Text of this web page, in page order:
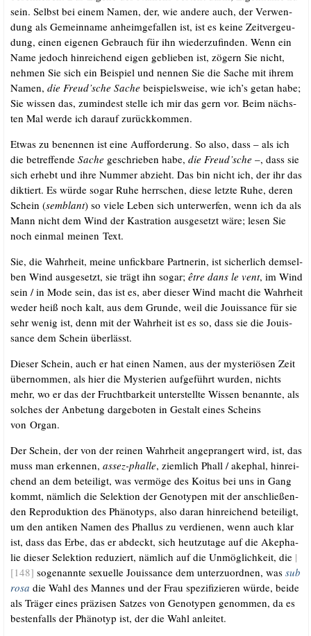
sein. Selbst bei einem Namen, der, wie ande­re auch, der Ver­wen­
dung als Gemein­na­me anheim­ge­fal­len ist, ist es kei­ne Zeit­ver­geu­
dung, einen eige­nen Gebrauch für ihn wie­der­zu­fin­den. Wenn ein
Name jedoch hin­rei­chend eigen geblie­ben ist, zögern Sie nicht,
neh­men Sie sich ein Bei­spiel und nen­nen Sie die Sache mit ihrem
Namen, die Freud’sche Sache bei­spiels­wei­se, wie ich’s getan habe;
Sie wis­sen das, zumin­dest stel­le ich mir das gern vor. Beim nächs­
ten Mal wer­de ich dar­auf zurückkommen.
Etwas zu benen­nen ist eine Auf­for­de­rung. So also, dass – als ich
die betref­fen­de Sache geschrie­ben habe, die Freud’sche –, dass sie
sich erhebt und ihre Num­mer abzieht. Das bin nicht ich, der ihr das
dik­tiert. Es wür­de sogar Ruhe herr­schen, die­se letz­te Ruhe, deren
Schein (sem­blant) so vie­le Leben sich unter­wer­fen, wenn ich da als
Mann nicht dem Wind der Kas­tra­ti­on aus­ge­setzt wäre; lesen Sie
noch ein­mal mei­nen Text.
Sie, die Wahr­heit, mei­ne unfick­ba­re Part­ne­rin, ist sicher­lich dem­sel­
ben Wind aus­ge­setzt, sie trägt ihn sogar; être dans le vent, im Wind
sein /​ in Mode sein, das ist es, aber die­ser Wind macht die Wahr­heit
weder heiß noch kalt, aus dem Grun­de, weil die Jouis­sance für sie
sehr wenig ist, denn mit der Wahr­heit ist es so, dass sie die Jouis­
sance dem Schein überlässt.
Die­ser Schein, auch er hat einen Namen, aus der mys­te­riö­sen Zeit
über­nom­men, als hier die Mys­te­ri­en auf­ge­führt wur­den, nichts
mehr, wo er das der Frucht­bar­keit unter­stell­te Wis­sen benann­te, als
sol­ches der Anbe­tung dar­ge­bo­ten in Gestalt eines Scheins
von Organ.
Der Schein, der von der rei­nen Wahr­heit ange­pran­gert wird, ist, das
muss man erken­nen, assez-phal­le, ziem­lich Phall /​ ake­phal, hin­rei­
chend an dem betei­ligt, was ver­mö­ge des Koitus bei uns in Gang
kommt, näm­lich die Selek­ti­on der Geno­ty­pen mit der anschlie­ßen­
den Repro­duk­ti­on des Phä­no­typs, also dar­an hin­rei­chend betei­ligt,
um den anti­ken Namen des Phal­lus zu ver­die­nen, wenn auch klar
ist, dass das Erbe, das er abdeckt, sich heut­zu­ta­ge auf die Ake­pha­
lie die­ser Selek­ti­on redu­ziert, näm­lich auf die Unmög­lich­keit, die |
[148] soge­nann­te sexu­el­le Jouis­sance dem unter­zu­ord­nen, was sub
rosa die Wahl des Man­nes und der Frau spe­zi­fi­zie­ren wür­de, bei­de
als Trä­ger eines prä­zi­sen Sat­zes von Geno­ty­pen genom­men, da es
bes­ten­falls der Phä­no­typ ist, der die Wahl anleitet.